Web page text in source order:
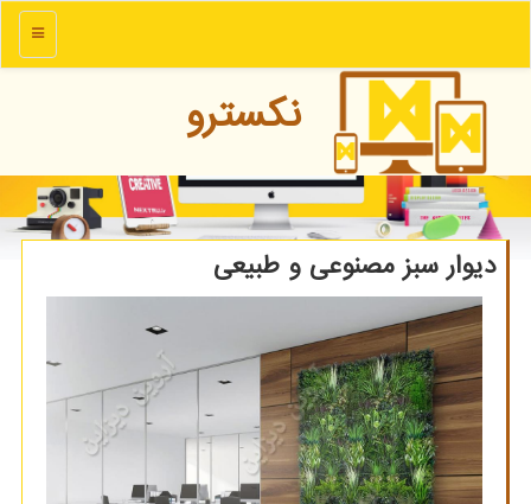
منو
نكسترو
دیوار سبز مصنوعی و طبیعی